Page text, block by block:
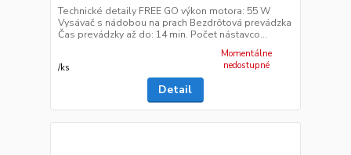
Technické detaily FREE GO výkon motora: 55 W
Vysávač s nádobou na prach Bezdrôtová prevádzka
Čas prevádzky až do: 14 min. Počet nástavco...
/ks
Momentálne
nedostupné
Detail